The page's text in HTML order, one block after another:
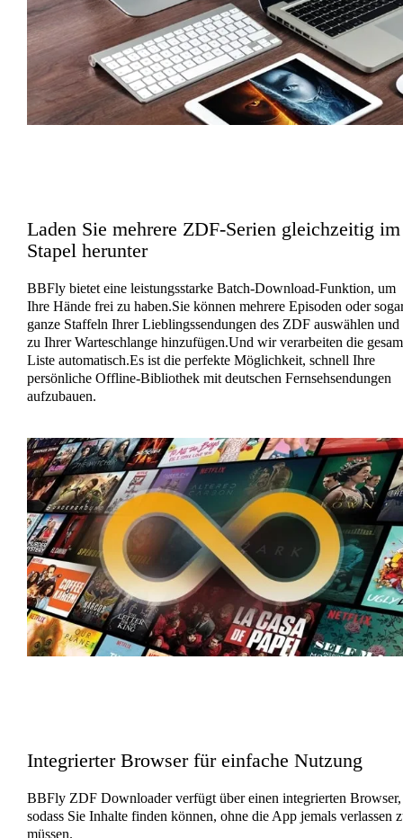
Laden Sie mehrere ZDF-Serien gleichzeitig im
Stapel herunter
BBFly bietet eine leistungsstarke Batch-Download-Funktion, um
Ihre Hände frei zu haben.Sie können mehrere Episoden oder
ganze Staffeln Ihrer Lieblingssendungen des ZDF auswählen und
zu Ihrer Warteschlange hinzufügen.Und wir verarbeiten die
Liste automatisch.Es ist die perfekte Möglichkeit, schnell Ihre
persönliche Offline-Bibliothek mit deutschen Fernsehsendungen
aufzubauen.
Integrierter Browser für einfache Nutzung
BBFly ZDF Downloader verfügt über einen integrierten Browser,
sodass Sie Inhalte finden können, ohne die App jemals verlassen
müssen.